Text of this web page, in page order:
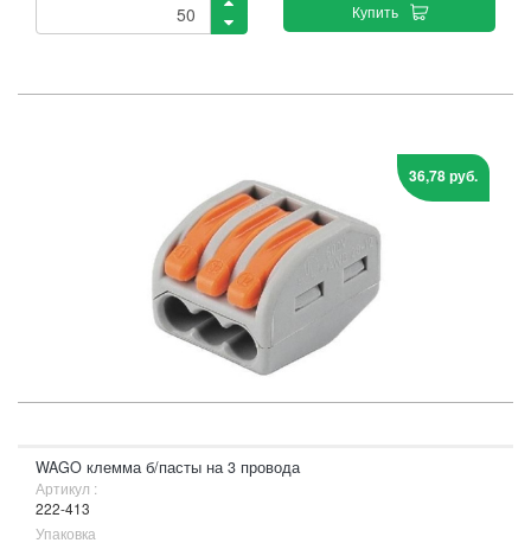
Купить
36,78 руб.
WAGO клемма б/пасты на 3 провода
Артикул :
222-413
Упаковка